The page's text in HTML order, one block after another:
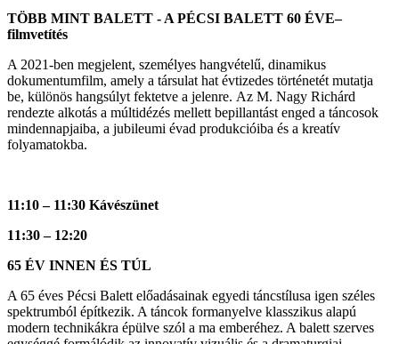
TÖBB MINT BALETT - A PÉCSI BALETT 60 ÉVE–
filmvetítés
A 2021-ben megjelent, személyes hangvételű, dinamikus
dokumentumfilm, amely a társulat hat évtizedes történetét mutatja
be, különös hangsúlyt fektetve a jelenre. Az M. Nagy Richárd
rendezte alkotás a múltidézés mellett bepillantást enged a táncosok
mindennapjaiba, a jubileumi évad produkcióiba és a kreatív
folyamatokba.
11:10 – 11:30 Kávészünet
11:30 – 12:20
65 ÉV INNEN ÉS TÚL
A 65 éves Pécsi Balett előadásainak egyedi táncstílusa igen széles
spektrumból építkezik. A táncok formanyelve klasszikus alapú
modern technikákra épülve szól a ma emberéhez. A balett szerves